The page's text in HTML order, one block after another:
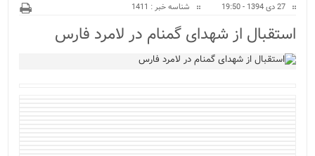
27 دی 1394 - 19:50
شناسه خبر : 1411
استقبال از شهدای گمنام در لامرد فارس